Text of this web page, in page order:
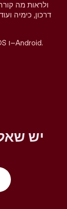
ולראות מה
דרכון, כימיה
אפשר להוריד את אפליקציית טינדר בחינם ל-iOS ו–Android.
יש